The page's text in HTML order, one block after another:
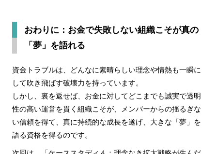
おわりに：お金で失敗しない組織こそが真の
「夢」を語れる
資金トラブルは、どんなに素晴らしい理念や情熱も一瞬に
して吹き飛ばす破壊力を持っています。
しかし、裏を返せば、お金に対してどこまでも誠実で透明
性の高い運営を貫く組織こそが、メンバーからの揺るぎな
い信頼を得て、真に持続的な成長を遂げ、大きな「夢」を
語る資格を得るのです。